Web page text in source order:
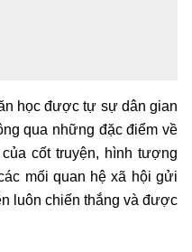
học được tự sự dân gian
qua những đặc điểm về
cốt truyện, hình tượng
mối quan hệ xã hội gửi
luôn chiến thắng và được